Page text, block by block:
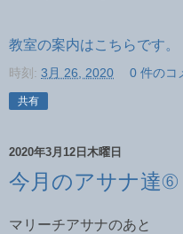
教室の案内はこちらです。
時刻: 3月 26, 2020 0 件のコ
共有
2020年3月12日木曜日
今月のアサナ達
マリーチアサナのあと